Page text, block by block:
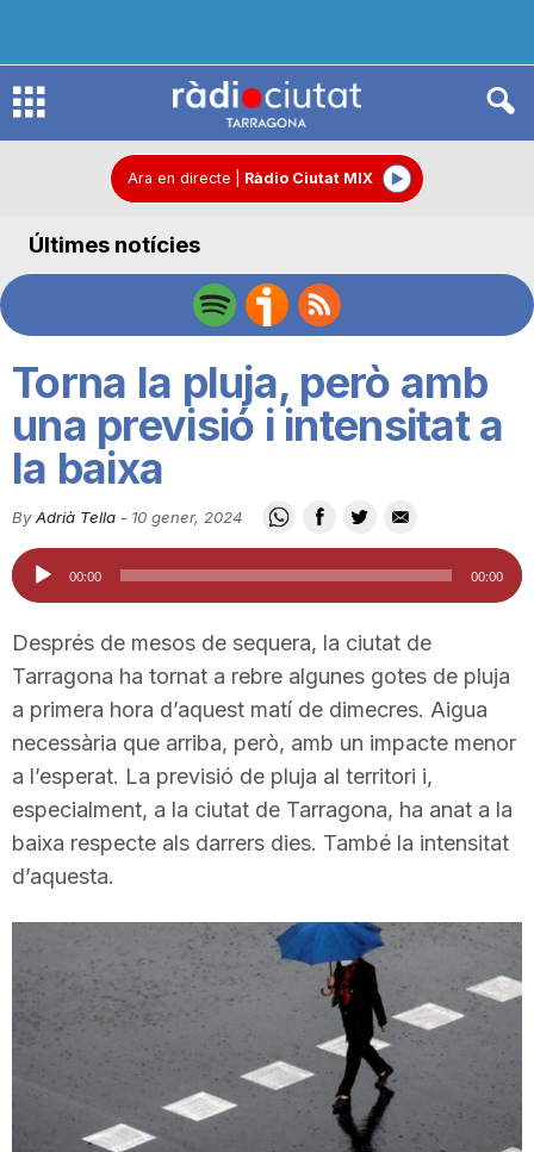
R
d
C
u
t
a
Ara en directe Ràdio Ciutat MIX
Últimes notícies
Torna la pluja, però amb
una previsió i intensitat a
la baixa
By Adrià Tella - 10 gener, 2024
Reproductor
d'àudio
00:00 00:00
Després de mesos de sequera, la ciutat de
Tarragona ha tornat a rebre algunes gotes de pluja
a primera hora d’aquest matí de dimecres. Aigua
necessària que arriba, però, amb un impacte menor
a l’esperat. La previsió de pluja al territori i,
especialment, a la ciutat de Tarragona, ha anat a la
baixa respecte als darrers dies. També la intensitat
d’aquesta.